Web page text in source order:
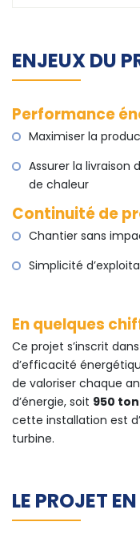
ENJEUX DU
Performance
Maximiser la
Assurer la livraison
de chaleur
Continuité de
Chantier sans
Simplicité
En quelques
Ce projet s’inscrit
d’efficacité
de valoriser chaque
d’énergie, soit 950
cette installation est
turbine.
LE PROJET